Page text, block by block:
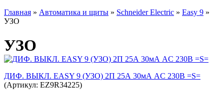
Главная » Автоматика и щиты » Schneider Electric » Easy 9 »
УЗО
УЗО
ДИФ. ВЫКЛ. EASY 9 (УЗО) 2П 25А 30мА AC 230В =S=
(Артикул: EZ9R34225)